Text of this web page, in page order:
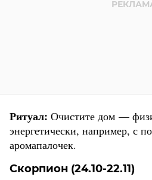
Ритуал: Очистите дом —
энергетически, например, с
аромапалочек.
Скорпион (24.10-22.11)